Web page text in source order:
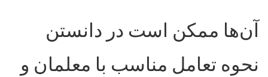
آن‌ها ممکن است در دانستن
نحوه تعامل مناسب با معلمان و